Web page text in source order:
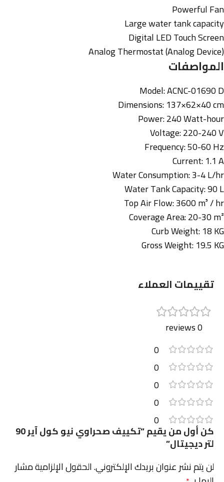
Powerful Fan
Large water tank capacity
Digital LED Touch Screen
Analog Thermostat (Analog Device)
المواصفات
Model: ACNC-01690 D
Dimensions: 137×62×40 cm
Power: 240 Watt-hour
Voltage: 220-240 V
Frequency: 50-60 Hz
Current: 1.1 A
Water Consumption: 3-4 L/hr
Water Tank Capacity: 90 L
Top Air Flow: 3600 m³ / hr
Coverage Area: 20-30 m²
Curb Weight: 18 KG
Gross Weight: 19.5 KG
تقييمات العملاء
0 reviews
0
0
0
0
0
كن أول من يقيم “تكييف صحراوي نيو كول آير 90
لتر ديجيتال”
لن يتم نشر عنوان بريدك الإلكتروني.الحقول الإلزامية مشار